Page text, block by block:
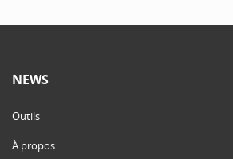
NEWS
Outils
À propos